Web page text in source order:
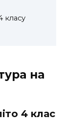
класу
на
4 клас